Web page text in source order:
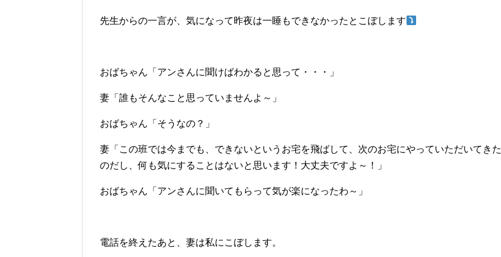
先生からの一言が、気になって昨夜は一睡もできなかったとこぼします
おばちゃん「アンさんに聞けばわかると思って・・・」
妻「誰もそんなこと思っていませんよ～」
おばちゃん「そうなの？」
妻「この班では今までも、できないというお宅を飛ばして、次のお宅にやっていただいてきた
のだし、何も気にすることはないと思います！大丈夫ですよ～！」
おばちゃん「アンさんに聞いてもらって気が楽になったわ～」
電話を終えたあと、妻は私にこぼします。